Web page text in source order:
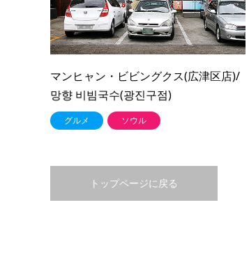
マンヒャン・ビビングクス(広津区店)/
망향 비빔국수(광진구점)
グルメ ソウル
トップページに戻る